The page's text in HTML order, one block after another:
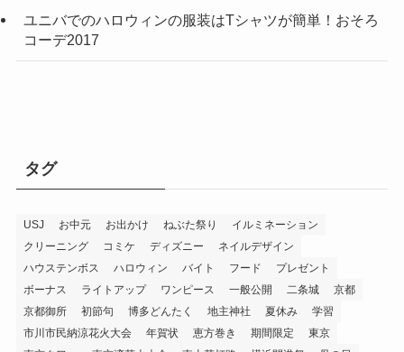
ユニバでのハロウィンの服装はTシャツが簡単！おそろ
コーデ2017
タグ
USJ お中元 お出かけ ねぶた祭り
イルミネーション
クリーニング
コミケ ディズニー
ネイルデザイン
ハウステンボス
ハロウィン バイト フード
プレゼント
ボーナス
ライトアップ ワンピース 一般公開 二条城
京都
京都御所
初節句 博多どんたく 地主神社 夏休み
学習
市川市民納涼花火大会
年賀状 恵方巻き 期間限定
東京